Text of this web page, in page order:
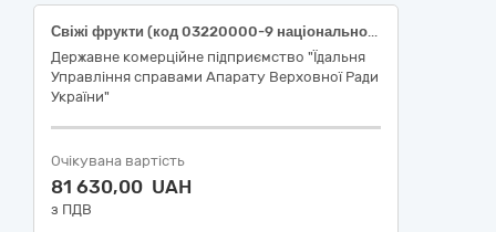
Свіжі фрукти (код 03220000-9 національного класифікатора України ДК 021:2015 «Єдиний закупівельний словник»)
Державне комерційне підприємство "Їдальня
Управління справами Апарату Верховної Ради
України"
Очікувана вартість
81 630,00 UAH
з ПДВ